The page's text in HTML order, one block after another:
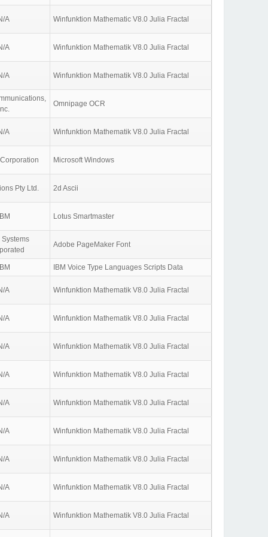
A Winfunktion Mathematic V8.0 Julia Fractal
A Winfunktion Mathematik V8.0 Julia Fractal
A Winfunktion Mathematik V8.0 Julia Fractal
Omnipage OCR
A Winfunktion Mathematik V8.0 Julia Fractal
Microsoft Windows
Pty Ltd. 2d Ascii
Lotus Smartmaster
Adobe PageMaker Font
IBM Voice Type Languages Scripts Data
A Winfunktion Mathematik V8.0 Julia Fractal
A Winfunktion Mathematik V8.0 Julia Fractal
A Winfunktion Mathematik V8.0 Julia Fractal
A Winfunktion Mathematik V8.0 Julia Fractal
A Winfunktion Mathematik V8.0 Julia Fractal
A Winfunktion Mathematik V8.0 Julia Fractal
A Winfunktion Mathematik V8.0 Julia Fractal
A Winfunktion Mathematik V8.0 Julia Fractal
A Winfunktion Mathematik V8.0 Julia Fractal